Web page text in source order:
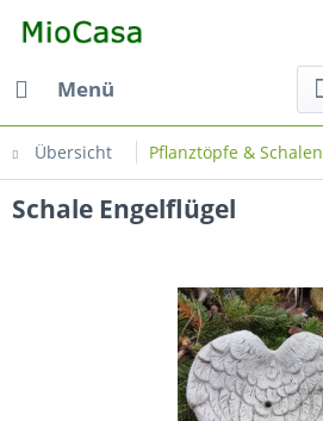
Menü
Übersicht Pflanztöpfe & Schalen
Schale Engelflügel